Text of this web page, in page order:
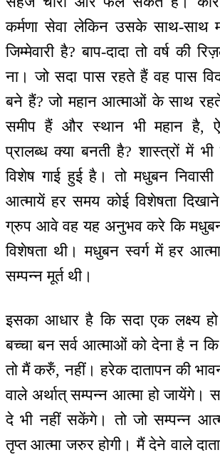
कर्मणा सेवा लेकिन उसके साथ-साथ
जिम्मेवारी है? बाप-दादा तो वर्ष की
ना। जो सदा पास रहते हैं वह पास
बने हैं? जो महान आत्माओं के साथ
समीप हैं और स्थान भी महान है,
प्रालब्ध क्या बनती है? शास्त्रों में
विशेष गाई हुई है। तो मधुबन
आत्मायें हर समय कोई विशेषता दिखाने
ग्रुप आवे वह यह अनुभव करे कि मधुबन
विशेषता थी। मधुबन स्वर्ग में हर
सम्पन्न मूर्त थी।
इसका आधार है कि सदा एक लक्ष्य
बच्चा बन सर्व आत्माओं को देना है न
तो मैं करुँ, नहीं। हरेक दातापन की
वाले अर्थात् सम्पन्न आत्मा हो जायेंगे।
दे भी नहीं सकेंगे। तो जो सम्पन्न
तृप्त आत्मा जरुर होगी। मैं देने वाले